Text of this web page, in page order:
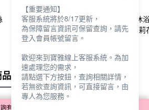
荷沐四葉草沐浴慕絲
480ml
NT$320
綠的水潤香氛沐
650ml蘋果&茉莉
品 全站排行
有關本網站使用 cookie 方式之詳情，及若您不希
【重要通知】
客服系統將於8/17更新，
為保障留言資訊可保留查詢，請先
登入會員帳號留言。
歡迎來到寶雅線上客服系統。為加
速處理您的需求，
請點選下方按鈕，查詢相關詳情，
若無欲查詢資訊，可直接留言，由
專人為您服務。